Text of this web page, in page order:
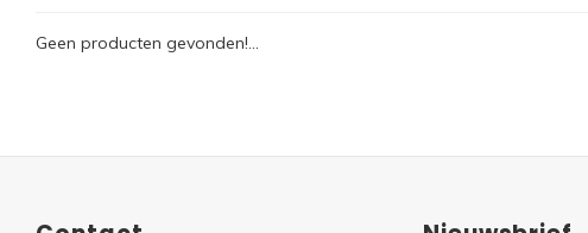
Geen producten gevonden!...